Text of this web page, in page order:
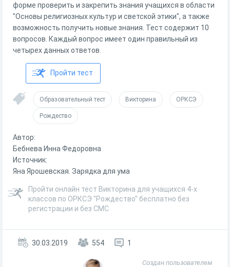
форме проверить и закрепить знания учащихся в области
"Основы религиозных культур и светской этики", а также
возможность получить новые знания. Тест содержит 10
вопросов. Каждый вопрос имеет один правильный из
четырех данных ответов.
Пройти тест
Образовательный тест Викторина ОРКСЭ
Рождество
Автор:
Бебнева Инна Федоровна
Источник:
Яна Ярошевская. Зарядка для ума
Пройти онлайн тест Викторина для учащихся 4-х
классов по ОРКСЭ "Рождество" бесплатно без
регистрации и без СМС
30.03.2019 554 1
Создан пользователем